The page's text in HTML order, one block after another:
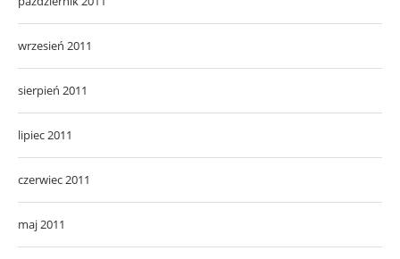
wrzesień 2011
sierpień 2011
lipiec 2011
czerwiec 2011
maj 2011